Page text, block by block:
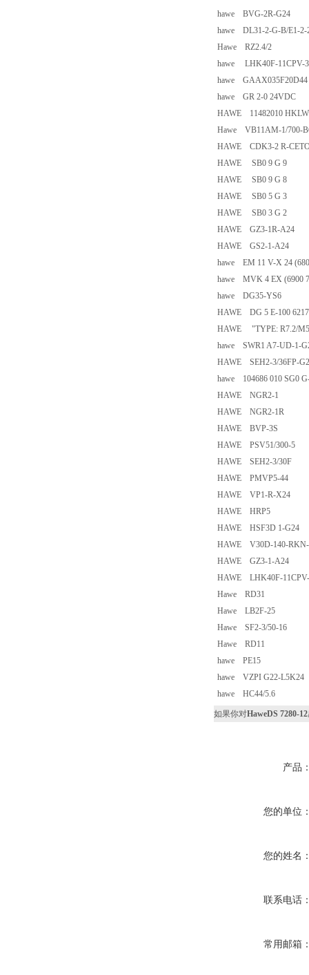
hawe BVG-2R-G24
hawe DL31-2-G-B/E1-
Hawe RZ2.4/2
hawe LHK40F-11CPV-
hawe
hawe GR 2-0 24VDC
HAWE 11482010
Hawe VB11AM-1/700-
HAWE CDK3-2 R-
HAWE SB0 9 G 9
HAWE SB0 9 G 8
HAWE SB0 5 G 3
HAWE SB0 3 G 2
HAWE GZ3-1R-A24
HAWE GS2-1-A24
hawe EM 11 V-X 24
hawe MVK 4 EX (6900
hawe DG35-YS6
HAWE DG 5 E-100
HAWE "TYPE: R7.2/
hawe SWR1 A7-UD-1-
HAWE SEH2-3/36FP-
hawe 104686 010 SG0
HAWE NGR2-1
HAWE NGR2-1R
HAWE BVP-3S
HAWE PSV51/300-5
HAWE SEH2-3/30F
HAWE PMVP5-44
HAWE VP1-R-X24
HAWE HRP5
HAWE HSF3D 1-G24
HAWE V30D-140-
HAWE GZ3-1-A24
HAWE LHK40F-
Hawe RD31
Hawe LB2F-25
Hawe SF2-3/50-16
Hawe RD11
hawe PE15
hawe VZPI G22-L5K24
hawe HC44/5.6
如果你对HaweDS 7280-12
产品
您的单位
您的姓名
联系电话
常用邮箱